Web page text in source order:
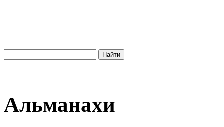
Альманахи